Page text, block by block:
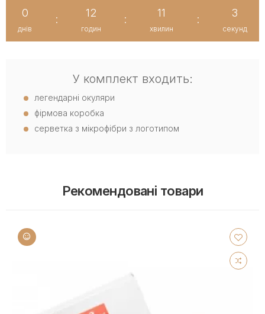
0
днів
:
12
годин
:
11
хвилин
:
3
секунд
У комплект входить:
легендарні окуляри
фірмова коробка
серветка з мікрофібри з логотипом
Рекомендовані товари